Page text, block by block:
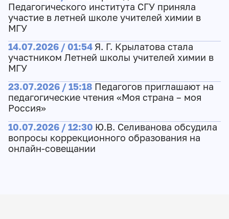
Педагогического института СГУ приняла
участие в летней школе учителей химии в
МГУ
14.07.2026 / 01:54 Я. Г. Крылатова стала
участником Летней школы учителей химии в
МГУ
23.07.2026 / 15:18 Педагогов приглашают на
педагогические чтения «Моя страна – моя
Россия»
10.07.2026 / 12:30 Ю.В. Селиванова обсудила
вопросы коррекционного образования на
онлайн-совещании